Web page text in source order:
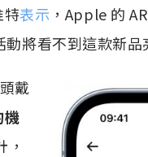
特表示 ，Apple 的
將看不到這款新品
戴
機